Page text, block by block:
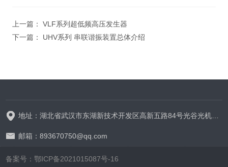
上一篇： VLF系列超低频高压发生器
下一篇： UHV系列 串联谐振装置总体介绍
地址：湖北省武汉市东湖新技术开发区高新五路84号光谷光机电产业园6栋
邮箱：893670750@qq.com
备案号：鄂ICP备2021015087号-16